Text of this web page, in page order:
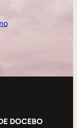
DOCEBO